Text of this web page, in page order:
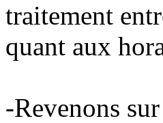
traitement
quant aux
-Revenons